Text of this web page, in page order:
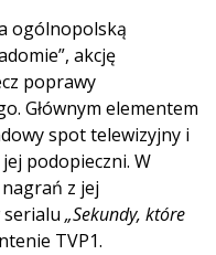
ogólnopolską
akcję
poprawy
Głównym elementem
spot telewizyjny i
podopieczni. W
z jej
serialu „Sekundy, które
TVP1.